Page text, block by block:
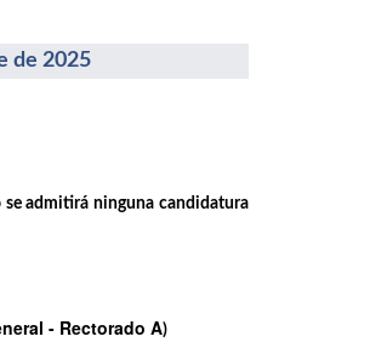
de 2025
se admitirá ninguna candidatura
- Rectorado A)